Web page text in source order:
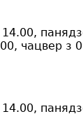
чацвер з